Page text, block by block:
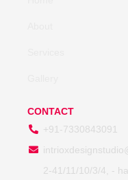
CONTACT
+91-7330843091
2-41/11/10/3/4, -